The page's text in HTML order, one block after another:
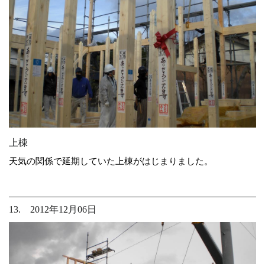
上棟
天気の関係で延期していた上棟がはじまりました。
13. 2012年12月06日